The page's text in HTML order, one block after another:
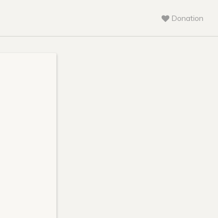
Donation